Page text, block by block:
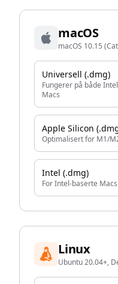
macOS
macOS 10.15
Universell (.dmg)
Fungerer på både
Macs
Apple Silicon
Optimalisert for M1/
Intel (.dmg)
For Intel-baserte Macs
Linux
Ubuntu 20.04+,